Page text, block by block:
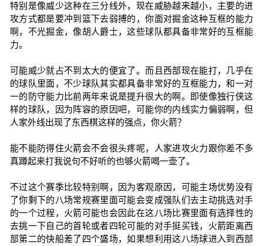
特别是像威少这种在三分线外，现在威胁越来越小，主要的进
攻方式都是要冲到篮下去弱搏的，你面对掘金这种互框的能力
啊，不光掘金，像胡人爵士，这些球队都具备非常好的互框能
力。
可能威少就占不到太大的便宜了。而且西部现在能打，几乎在
的球队里面，不少球队其实都具备非常好的互框能力，和一对
一的防守能力比前两年来说是提升很大的啊。即使像独行侠这
样的球队，因为阵容的原因吧，可能你的内线实力偏弱啊，但
人家外线出现了东西棋这样的强点，你火箭？
能不能防得住火箭会不会很头疼呢，人家进攻火力跟你差不多
真蹲起来打我说句不好听的也够火箭喝一壶了。
不过这个赛季比较特别啊，因为客观原因，可能主场优势没有
了你剩下的八场常规赛里面可能会变成强队们去主动挑选对手
的一个过程，火箭可能也会因此在这八场比赛里面有选择性的
去挑一下自己的首轮或者四轮可能的对手挺买钱，火箭距离西
部第二的快船差了四个盛场，如果想利用这八场球进入到西部